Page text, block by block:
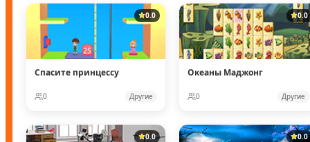
0.0
Спасите принцессу
0 Другие
0.0
Океаны Маджонг
0 Другие
0.0 0.0